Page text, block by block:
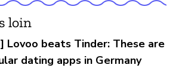
loin
Lovoo beats Tinder: These are
dating apps in Germany